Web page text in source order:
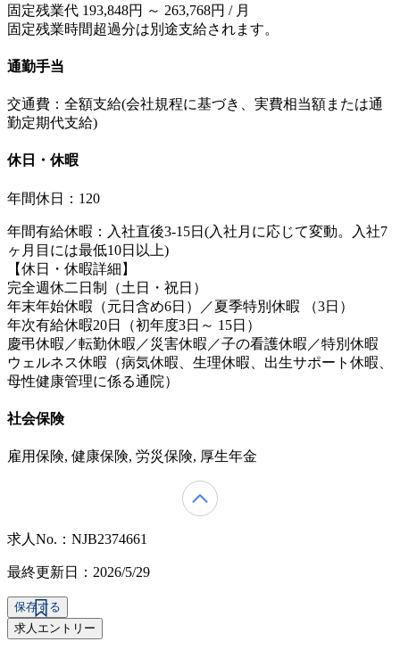
固定残業代 193,848円 ～ 263,768円 / 月
固定残業時間超過分は別途支給されます。
通勤手当
交通費：全額支給(会社規程に基づき、実費相当額または通
勤定期代支給)
休日・休暇
年間休日：120
年間有給休暇：入社直後3-15日(入社月に応じて変動。入社7
ヶ月目には最低10日以上)
【休日・休暇詳細】
完全週休二日制（土日・祝日）
年末年始休暇（元日含め6日）／夏季特別休暇 （3日）
年次有給休暇20日（初年度3日～ 15日）
慶弔休暇／転勤休暇／災害休暇／子の看護休暇／特別休暇
ウェルネス休暇（病気休暇、生理休暇、出生サポート休暇、
母性健康管理に係る通院）
社会保険
雇用保険, 健康保険, 労災保険, 厚生年金
求人No.：NJB2374661
最終更新日：2026/5/29
保存する
求人エントリー